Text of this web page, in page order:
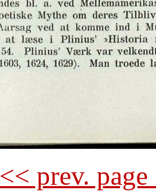
<< prev.